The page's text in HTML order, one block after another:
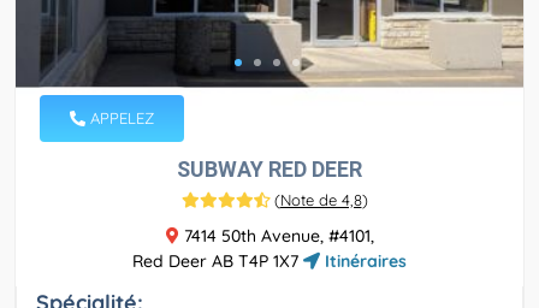
APPELEZ
SUBWAY RED DEER
(Note de 4,8)
7414 50th Avenue, #4101,
Red Deer AB T4P 1X7
Itinéraires